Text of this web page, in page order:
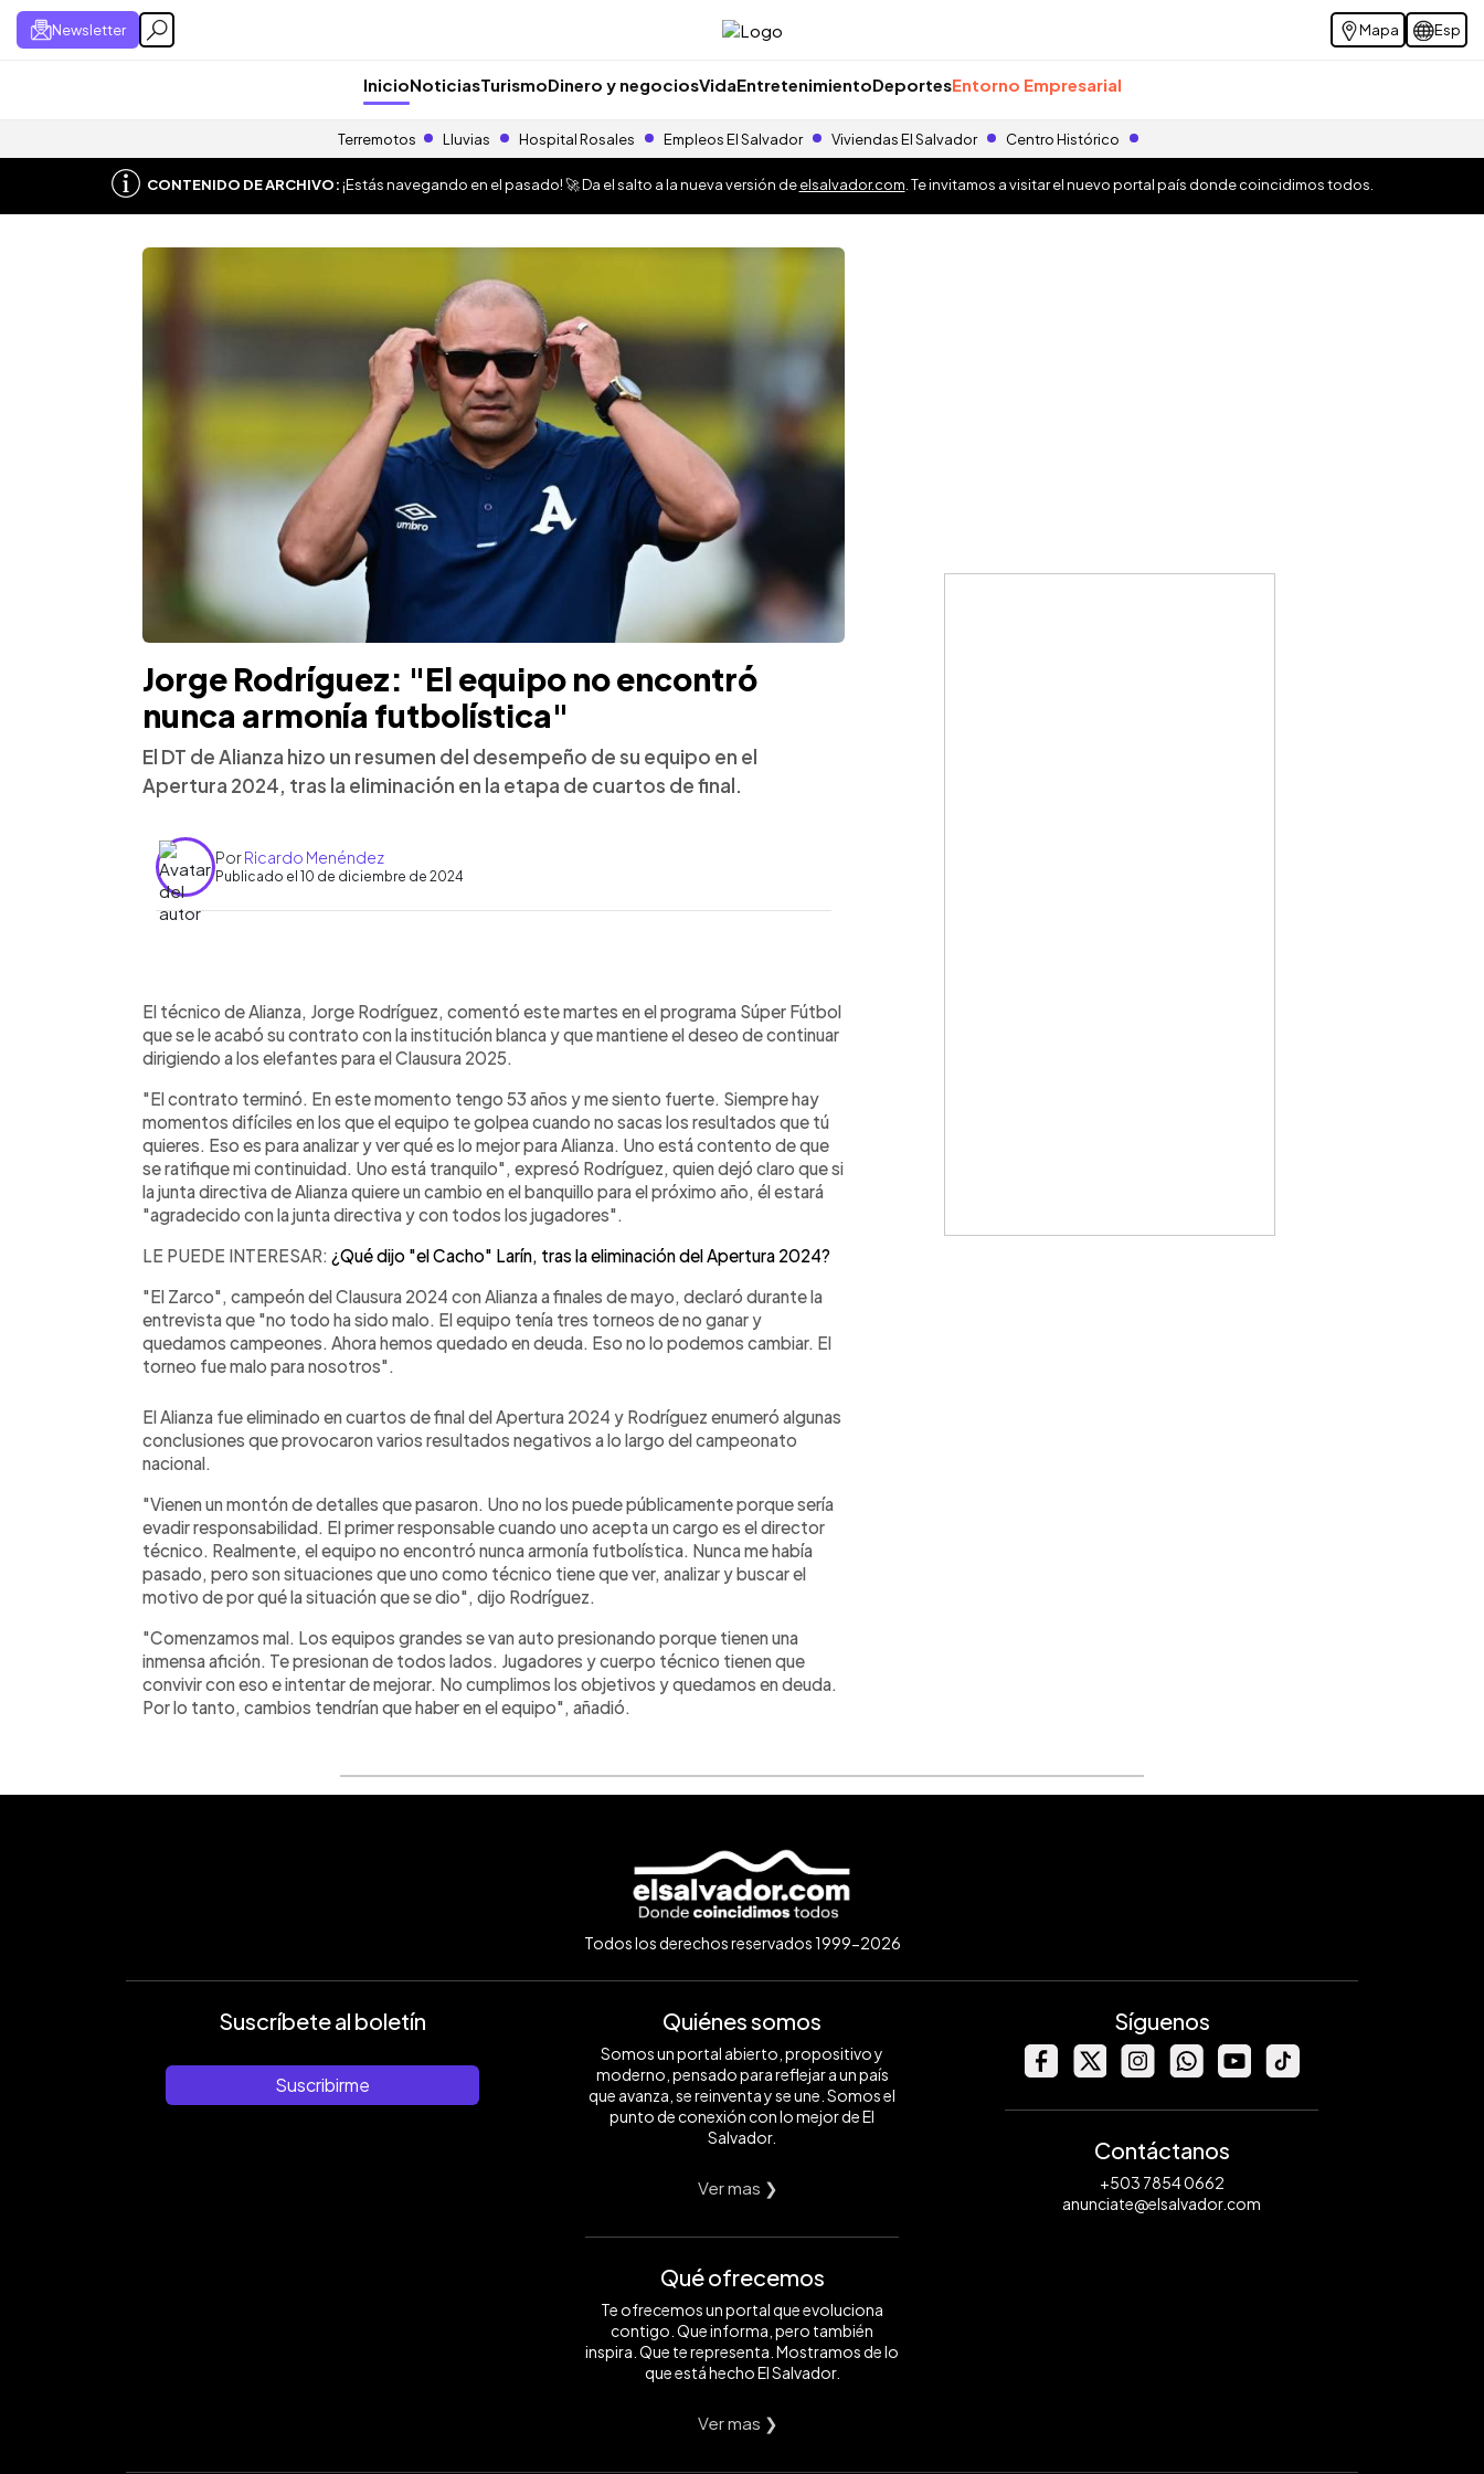
Newsletter Mapa Esp
InicioNoticiasTurismoDinero y negociosVidaEntretenimientoDeportesEntorno Empresarial
Terremotos Lluvias Hospital Rosales Empleos El Salvador Viviendas El Salvador Centro Histórico
CONTENIDO DE ARCHIVO:¡Estás navegando en el pasado! 🚀 Da el salto a la nueva versión deelsalvador.com . Te invitamos a visitar el nuevo portal país donde coincidimos todos.
Jorge Rodríguez: "El equipo no encontró
nunca armonía futbolística"
El DT de Alianza hizo un resumen del desempeño de su equipo en el
Apertura 2024, tras la eliminación en la etapa de cuartos de final.
PorRicardo Menéndez
Publicado el 10 de diciembre de 2024
Escuchar artículo
El técnico de Alianza, Jorge Rodríguez, comentó este martes en el programa Súper Fútbol
que se le acabó su contrato con la institución blanca y que mantiene el deseo de continuar
dirigiendo a los elefantes para el Clausura 2025.
"El contrato terminó. En este momento tengo 53 años y me siento fuerte. Siempre hay
momentos difíciles en los que el equipo te golpea cuando no sacas los resultados que tú
quieres. Eso es para analizar y ver qué es lo mejor para Alianza. Uno está contento de que
se ratifique mi continuidad. Uno está tranquilo", expresó Rodríguez, quien dejó claro que si
la junta directiva de Alianza quiere un cambio en el banquillo para el próximo año, él estará
"agradecido con la junta directiva y con todos los jugadores".
LE PUEDE INTERESAR: ¿Qué dijo "el Cacho" Larín, tras la eliminación del Apertura 2024?
"El Zarco", campeón del Clausura 2024 con Alianza a finales de mayo, declaró durante la
entrevista que "no todo ha sido malo. El equipo tenía tres torneos de no ganar y
quedamos campeones. Ahora hemos quedado en deuda. Eso no lo podemos cambiar. El
torneo fue malo para nosotros".
El Alianza fue eliminado en cuartos de final del Apertura 2024 y Rodríguez enumeró algunas
conclusiones que provocaron varios resultados negativos a lo largo del campeonato
nacional.
"Vienen un montón de detalles que pasaron. Uno no los puede públicamente porque sería
evadir responsabilidad. El primer responsable cuando uno acepta un cargo es el director
técnico. Realmente, el equipo no encontró nunca armonía futbolística. Nunca me había
pasado, pero son situaciones que uno como técnico tiene que ver, analizar y buscar el
motivo de por qué la situación que se dio", dijo Rodríguez.
"Comenzamos mal. Los equipos grandes se van auto presionando porque tienen una
inmensa afición. Te presionan de todos lados. Jugadores y cuerpo técnico tienen que
convivir con eso e intentar de mejorar. No cumplimos los objetivos y quedamos en deuda.
Por lo tanto, cambios tendrían que haber en el equipo", añadió.
Todos los derechos reservados 1999-2026
Suscríbete al boletín
Suscribirme
Quiénes somos
Somos un portal abierto, propositivo y
moderno, pensado para reflejar a un país
que avanza, se reinventa y se une. Somos el
punto de conexión con lo mejor de El
Salvador.
Ver mas ❯
Qué ofrecemos
Te ofrecemos un portal que evoluciona
contigo. Que informa, pero también
inspira. Que te representa. Mostramos de lo
que está hecho El Salvador.
Ver mas ❯
Síguenos
Contáctanos
+503 7854 0662
anunciate@elsalvador.com